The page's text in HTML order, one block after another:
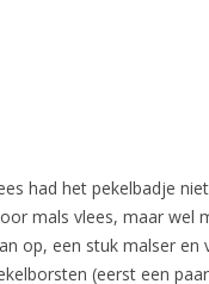
had het pekelbadje
mals vlees, maar wel
op, een stuk malser en
(eerst een